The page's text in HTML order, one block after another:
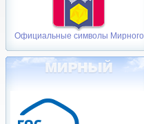
Официальные символы Мирного